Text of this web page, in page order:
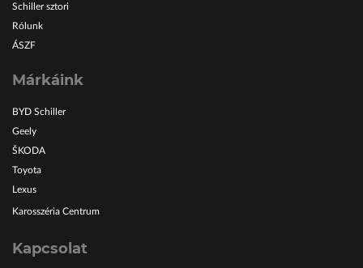
Schiller sztori
Rólunk
ÁSZF
Márkáink
BYD Schiller
Geely
ŠKODA
Toyota
Lexus
Karosszéria Centrum
Kapcsolat